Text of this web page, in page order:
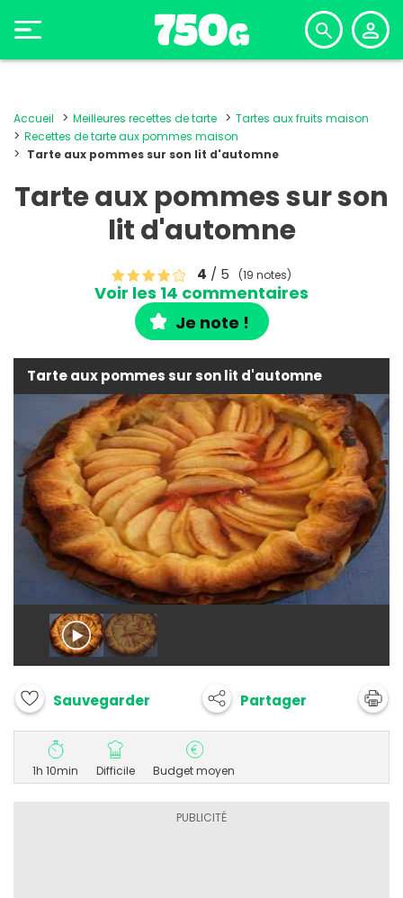
Accueil Meilleures recettes de tarte
Tartes aux fruits maison
Recettes de tarte aux pommes maison
Tarte aux pommes sur son lit d'automne
Tarte aux pommes sur son
lit d'automne
4 / 5 (19 notes)
Voir les 14 commentaires
Je note !
Tarte aux pommes sur son lit d'automne
Sauvegarder Partager
1h 10min Difficile Budget moyen